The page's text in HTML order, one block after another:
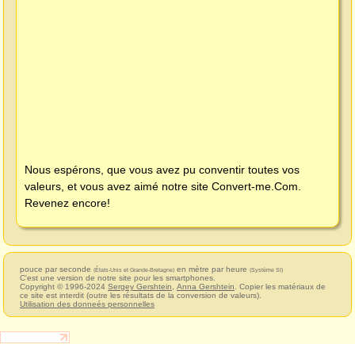
Nous espérons, que vous avez pu conventir toutes vos
valeurs, et vous avez aimé notre site Convert-me.Com
Revenez encore!
pouce par seconde (États-Unis et Grande-Bretagne) en mètre par heure (Système SI)
C'est une version de notre site pour les smartphones.
Copyright © 1996-2024 Sergey Gershtein Anna Gershtein . Copier les matériaux de
ce site est interdit (outre les résultats de la conversion de valeurs).
Utilisation des donneés personnelles